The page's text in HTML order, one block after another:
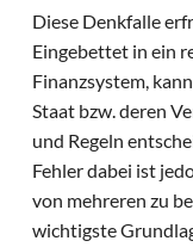
Diese Denkfalle
Eingebettet in ein
Finanzsystem,
Staat bzw. deren
und Regeln
Fehler dabei ist
von mehreren zu
wichtigste